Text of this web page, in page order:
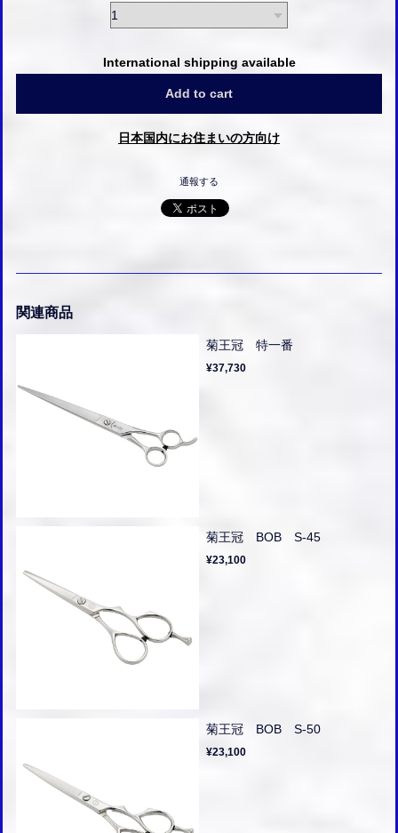
International shipping available
Add to cart
日本国内にお住まいの方向け
通報する
関連商品
菊王冠 特一番
¥37,730
菊王冠 BOB S-45
¥23,100
菊王冠 BOB S-50
¥23,100